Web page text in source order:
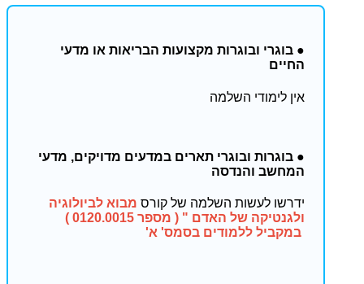
● בוגרי ובוגרות מקצועות הבריאות או מדעי
החיים
אין לימודי השלמה
● בוגרות ובוגרי תארים במדעים מדויקים, מדעי
המחשב והנדסה
ידרשו לעשות השלמה של קורס מבוא לביולוגיה
ולגנטיקה של האדם " ( מספר 0120.0015 )
במקביל ללמודים בסמס' א'